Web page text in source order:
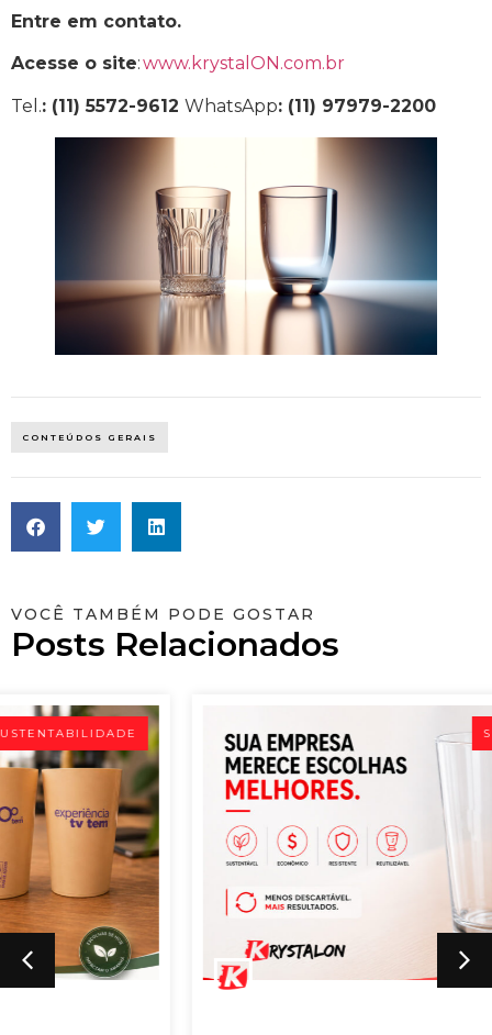
Entre em contato.
Acesse o site:www.krystalON.com.br
Tel.: (11) 5572-9612 WhatsApp: (11) 97979-2200
CONTEÚDOS GERAIS
VOCÊ TAMBÉM PODE GOSTAR
Posts Relacionados
SUSTENTABILIDADE